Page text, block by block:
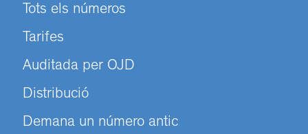
Tots els números
Tarifes
Auditada per OJD
Distribució
Demana un número antic